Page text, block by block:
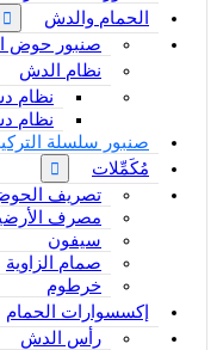
الحمام والدش
صنبور حوض
نظام الدش
نظام
نظام
صنبور سلسلة
مُكَمِّلات
تصريف
مصرف
سيفون
صمام الزاوية
خرطوم
إكسسوارات الحمام
رأس الدش